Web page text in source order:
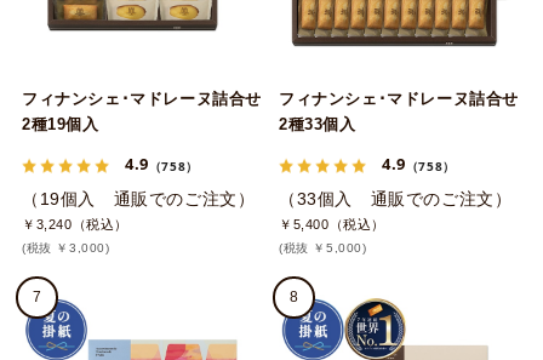
フィナンシェ･マドレーヌ詰合せ
2種19個入
4.9 （758）
（19個入 通販でのご注文）
￥3,240（税込）
(税抜 ￥3,000)
フィナンシェ･マドレーヌ詰合せ
2種33個入
4.9 （758）
（33個入 通販でのご注文）
￥5,400（税込）
(税抜 ￥5,000)
7 8